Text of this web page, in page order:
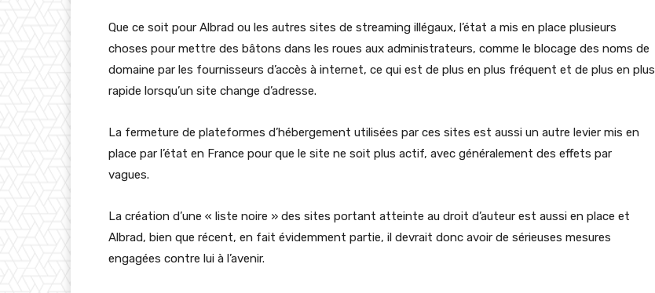
Que ce soit pour Albrad ou les autres sites de streaming illégaux, l’état a mis en place plusieurs
choses pour mettre des bâtons dans les roues aux administrateurs, comme le blocage des noms de
domaine par les fournisseurs d’accès à internet, ce qui est de plus en plus fréquent et de plus en plus
rapide lorsqu’un site change d’adresse.
La fermeture de plateformes d’hébergement utilisées par ces sites est aussi un autre levier mis en
place par l’état en France pour que le site ne soit plus actif, avec généralement des effets par
vagues.
La création d’une « liste noire » des sites portant atteinte au droit d’auteur est aussi en place et
Albrad, bien que récent, en fait évidemment partie, il devrait donc avoir de sérieuses mesures
engagées contre lui à l’avenir.